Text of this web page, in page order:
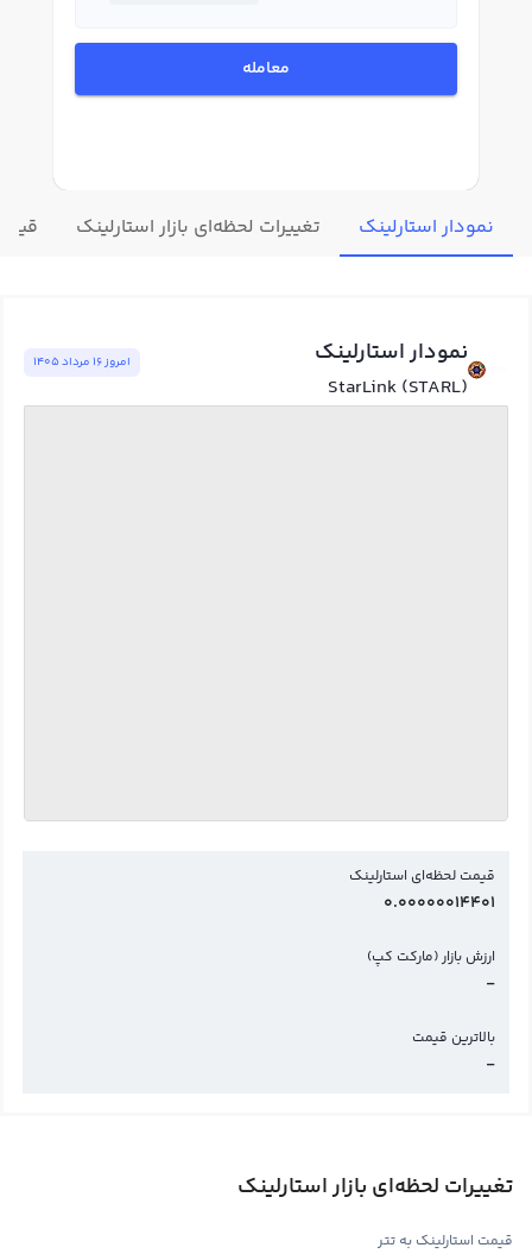
معامله
نمودار استارلینک تغییرات لحظه‌ای بازار استارلینک
نمودار استارلینک
StarLink (STARL)
امروز ١٦ مرداد ١٤٠٥
قیمت لحظه‌ای استارلینک
0.00000014401
ارزش بازار (مارکت کپ)
-
بالاترین قیمت
-
تغییرات لحظه‌ای بازار استارلینک
قیمت استارلینک به تتر